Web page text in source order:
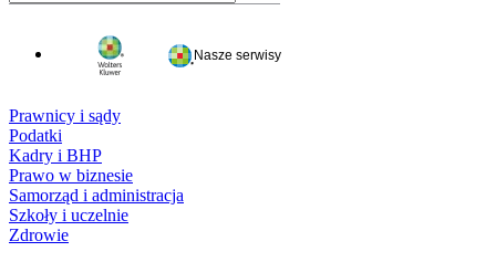
Nasze serwisy
Prawnicy i sądy
Podatki
Kadry i BHP
Prawo w biznesie
Samorząd i administracja
Szkoły i uczelnie
Zdrowie